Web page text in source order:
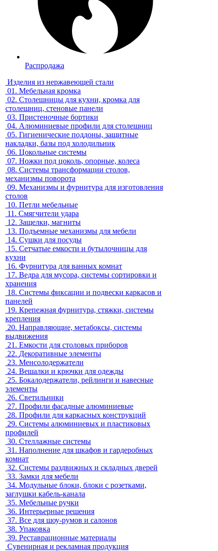
Распродажа
Изделия из нержавеющей стали
01. Мебельная кромка
02. Столешницы для кухни, кромка для
столешниц, стеновые панели
03. Пристеночные бортики
04. Алюминиевые профили для столешниц
05. Гигиенические поддоны, защитные
накладки, базы под холодильник
06. Цокольные системы
07. Ножки под цоколь, опорные, колеса
08. Системы трансформации столов,
механизмы поворота
09. Механизмы и фурнитура для изготовления
столов
10. Петли мебельные
11. Смягчители удара
12. Защелки, магниты
13. Подъемные механизмы для мебели
14. Сушки для посуды
15. Сетчатые емкости и бутылочницы для
кухни
16. Фурнитура для ванных комнат
17. Ведра для мусора, системы сортировки и
хранения
18. Системы фиксации и подвески каркасов и
панелей
19. Крепежная фурнитура, стяжки, системы
крепления
20. Направляющие, метабоксы, системы
выдвижения
21. Емкости для столовых приборов
22. Декоративные элементы
23. Менсолодержатели
24. Вешалки и крючки для одежды
25. Бокалодержатели, рейлинги и навесные
элементы
26. Светильники
27. Профили фасадные алюминиевые
28. Профили для каркасных конструкций
29. Системы алюминиевых и пластиковых
профилей
30. Стеллажные системы
31. Наполнение для шкафов и гардеробных
комнат
32. Системы раздвижных и складных дверей
33. Замки для мебели
34. Модульные блоки, блоки с розетками,
заглушки кабель-канала
35. Мебельные ручки
36. Интерьерные решения
37. Все для шоу-румов и салонов
38. Упаковка
39. Реставрационные материалы
Сувенирная и рекламная продукция